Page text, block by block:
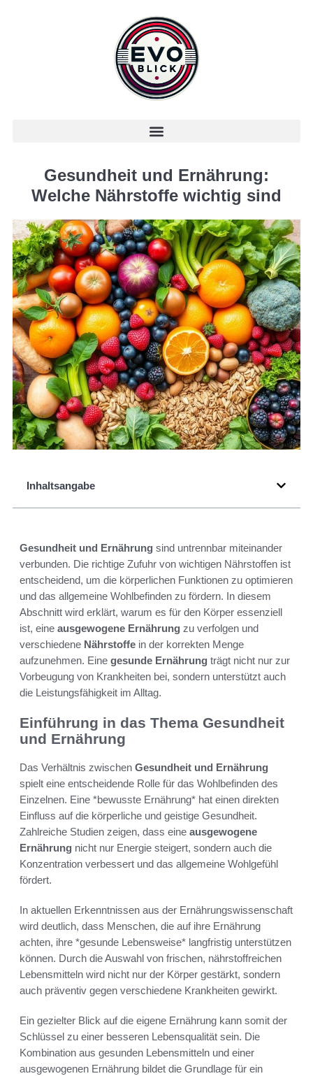
Gesundheit und Ernährung:
Welche Nährstoffe wichtig sind
Inhaltsangabe
Gesundheit und Ernährung sind untrennbar miteinander
verbunden. Die richtige Zufuhr von wichtigen Nährstoffen ist
entscheidend, um die körperlichen Funktionen zu optimieren
und das allgemeine Wohlbefinden zu fördern. In diesem
Abschnitt wird erklärt, warum es für den Körper essenziell
ist, eine ausgewogene Ernährung zu verfolgen und
verschiedene Nährstoffe in der korrekten Menge
aufzunehmen. Eine gesunde Ernährung trägt nicht nur zur
Vorbeugung von Krankheiten bei, sondern unterstützt auch
die Leistungsfähigkeit im Alltag.
Einführung in das Thema Gesundheit
und Ernährung
Das Verhältnis zwischen Gesundheit und Ernährung
spielt eine entscheidende Rolle für das Wohlbefinden des
Einzelnen. Eine *bewusste Ernährung* hat einen direkten
Einfluss auf die körperliche und geistige Gesundheit.
Zahlreiche Studien zeigen, dass eine ausgewogene
Ernährung nicht nur Energie steigert, sondern auch die
Konzentration verbessert und das allgemeine Wohlgefühl
fördert.
In aktuellen Erkenntnissen aus der Ernährungswissenschaft
wird deutlich, dass Menschen, die auf ihre Ernährung
achten, ihre *gesunde Lebensweise* langfristig unterstützen
können. Durch die Auswahl von frischen, nährstoffreichen
Lebensmitteln wird nicht nur der Körper gestärkt, sondern
auch präventiv gegen verschiedene Krankheiten gewirkt.
Ein gezielter Blick auf die eigene Ernährung kann somit der
Schlüssel zu einer besseren Lebensqualität sein. Die
Kombination aus gesunden Lebensmitteln und einer
ausgewogenen Ernährung bildet die Grundlage für ein